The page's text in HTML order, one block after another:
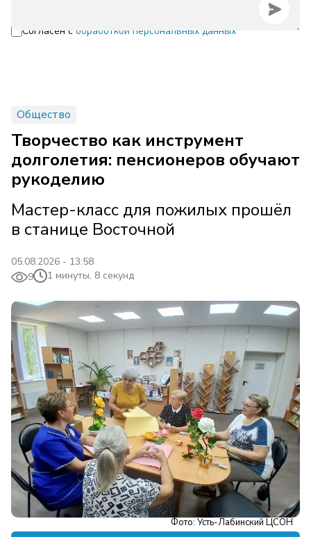
Согласен с обработкой персональных данных
Общество
Творчество как инструмент
долголетия: пенсионеров обучают
рукоделию
Мастер-класс для пожилых прошёл
в станице Восточной
05.08.2026 - 13:58
9
1 минуты, 8 секунд
Фото: Усть-Лабинский ЦСОН